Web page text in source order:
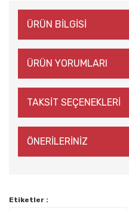
ÜRÜN BİLGİSİ
ÜRÜN YORUMLARI
TAKSİT SEÇENEKLERİ
ÖNERİLERİNİZ
Etiketler :